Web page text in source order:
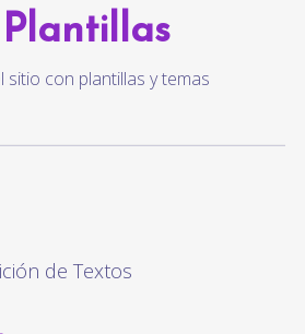
con plantillas y temas